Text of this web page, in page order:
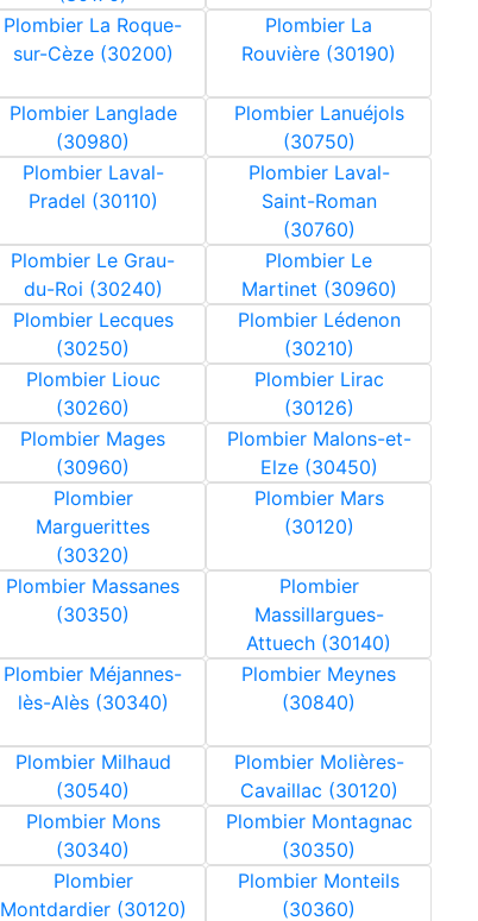
Plombier La Roque-
sur-Cèze (30200)
Plombier La
Rouvière (30190)
Plombier Langlade
(30980)
Plombier Lanuéjols
(30750)
Plombier Laval-
Pradel (30110)
Plombier Laval-
Saint-Roman
(30760)
Plombier Le Grau-
du-Roi (30240)
Plombier Le
Martinet (30960)
Plombier Lecques
(30250)
Plombier Lédenon
(30210)
Plombier Liouc
(30260)
Plombier Lirac
(30126)
Plombier Mages
(30960)
Plombier Malons-et-
Elze (30450)
Plombier
Marguerittes
(30320)
Plombier Mars
(30120)
Plombier Massanes
(30350)
Plombier
Massillargues-
Attuech (30140)
Plombier Méjannes-
lès-Alès (30340)
Plombier Meynes
(30840)
Plombier Milhaud
(30540)
Plombier Molières-
Cavaillac (30120)
Plombier Mons
(30340)
Plombier Montagnac
(30350)
Plombier
Montdardier (30120)
Plombier Monteils
(30360)